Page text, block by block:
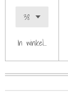
In winkelwagen